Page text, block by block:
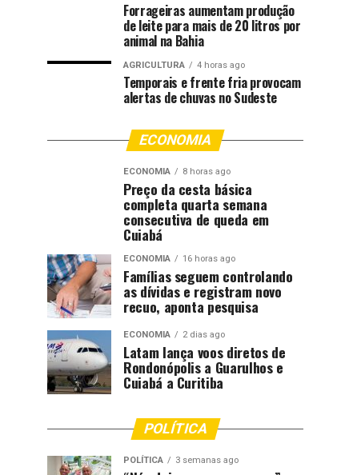
Forrageiras aumentam produção
de leite para mais de 20 litros por
animal na Bahia
AGRICULTURA 4 horas ago
Temporais e frente fria provocam
alertas de chuvas no Sudeste
ECONOMIA
ECONOMIA 8 horas ago
Preço da cesta básica
completa quarta semana
consecutiva de queda em
Cuiabá
ECONOMIA 16 horas ago
Famílias seguem controlando
as dívidas e registram novo
recuo, aponta pesquisa
ECONOMIA 2 dias ago
Latam lança voos diretos de
Rondonópolis a Guarulhos e
Cuiabá a Curitiba
POLÍTICA
POLÍTICA 3 semanas ago